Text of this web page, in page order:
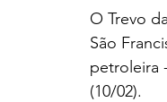
O Trevo
São
petroleira
(10/02).